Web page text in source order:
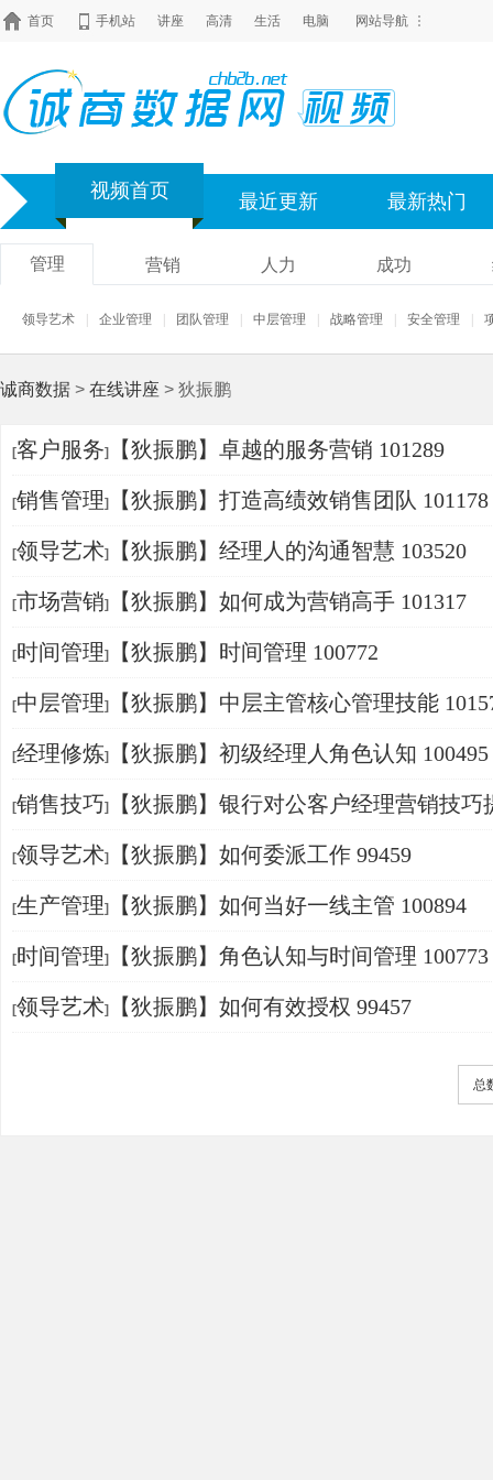
首页 手机站 讲座 高清 生活 电脑 网站导航
视频首页 最近更新 最新热门
管理 营销 人力 成功
领导艺术 企业管理 团队管理 中层管理 战略管理 安全管理
诚商数据 > 在线讲座 > 狄振鹏
[客户服务] 【狄振鹏】卓越的服务营销 101289
[销售管理] 【狄振鹏】打造高绩效销售团队 101178
[领导艺术] 【狄振鹏】经理人的沟通智慧 103520
[市场营销] 【狄振鹏】如何成为营销高手 101317
[时间管理] 【狄振鹏】时间管理 100772
[中层管理] 【狄振鹏】中层主管核心管理技能
[经理修炼] 【狄振鹏】初级经理人角色认知 100495
[销售技巧]
【狄振鹏】银行对公客户经理营销技巧
[领导艺术] 【狄振鹏】如何委派工作 99459
[生产管理] 【狄振鹏】如何当好一线主管 100894
[时间管理] 【狄振鹏】角色认知与时间管理 100773
[领导艺术] 【狄振鹏】如何有效授权 99457
总